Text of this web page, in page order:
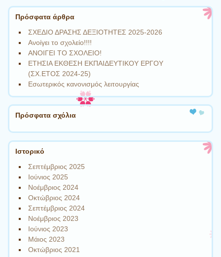
Πρόσφατα άρθρα
ΣΧΕΔΙΟ ΔΡΑΣΗΣ ΔΕΞΙΟΤΗΤΕΣ 2025-2026
Ανοίγει το σχολείο!!!!
ΑΝΟΙΓΕΙ ΤΟ ΣΧΟΛΕΙΟ!
ΕΤΗΣΙΑ ΕΚΘΕΣΗ ΕΚΠΑΙΔΕΥΤΙΚΟΥ ΕΡΓΟΥ
(ΣΧ.ΕΤΟΣ 2024-25)
Εσωτερικός κανονισμός λειτουργίας
Πρόσφατα σχόλια
Ιστορικό
Σεπτέμβριος 2025
Ιούνιος 2025
Νοέμβριος 2024
Οκτώβριος 2024
Σεπτέμβριος 2024
Νοέμβριος 2023
Ιούνιος 2023
Μάιος 2023
Οκτώβριος 2021